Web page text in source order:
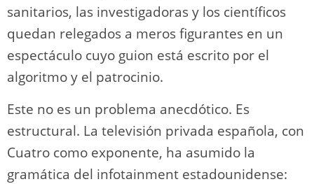
sanitarios, las investigadoras y los científicos
quedan relegados a meros figurantes en un
espectáculo cuyo guion está escrito por el
algoritmo y el patrocinio.
Este no es un problema anecdótico. Es
estructural. La televisión privada española, con
Cuatro como exponente, ha asumido la
gramática del infotainment estadounidense: